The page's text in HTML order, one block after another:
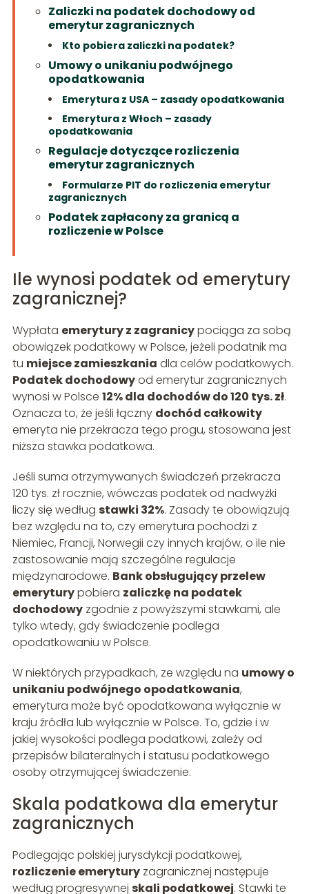
Zaliczki na podatek dochodowy od
emerytur zagranicznych
Kto pobiera zaliczki na podatek?
Umowy o unikaniu podwójnego
opodatkowania
Emerytura z USA – zasady opodatkowania
Emerytura z Włoch – zasady
opodatkowania
Regulacje dotyczące rozliczenia
emerytur zagranicznych
Formularze PIT do rozliczenia emerytur
zagranicznych
Podatek zapłacony za granicą a
rozliczenie w Polsce
Ile wynosi podatek od emerytury
zagranicznej?
Wypłata emerytury z zagranicypociąga za sobą
obowiązek podatkowy w Polsce, jeżeli podatnik ma
tu miejsce zamieszkania dla celów podatkowych.
Podatek dochodowyod emerytur zagranicznych
wynosi w Polsce 12% dla dochodów do 120 tys. zł.
Oznacza to, że jeśli łączny dochód całkowity
emeryta nie przekracza tego progu, stosowana jest
niższa stawka podatkowa.
Jeśli suma otrzymywanych świadczeń przekracza
120 tys. zł rocznie, wówczas podatek od nadwyżki
liczy się według stawki 32%. Zasady te obowiązują
bez względu na to, czy emerytura pochodzi z
Niemiec, Francji, Norwegii czy innych krajów, o ile nie
zastosowanie mają szczególne regulacje
międzynarodowe. Bank obsługujący przelew
emeryturypobiera zaliczkę na podatek
dochodowyzgodnie z powyższymi stawkami, ale
tylko wtedy, gdy świadczenie podlega
opodatkowaniu w Polsce.
W niektórych przypadkach, ze względu na umowy o
unikaniu podwójnego opodatkowania,
emerytura może być opodatkowana wyłącznie w
kraju źródła lub wyłącznie w Polsce. To, gdzie i w
jakiej wysokości podlega podatkowi, zależy od
przepisów bilateralnych i statusu podatkowego
osoby otrzymującej świadczenie.
Skala podatkowa dla emerytur
zagranicznych
Podlegając polskiej jurysdykcji podatkowej,
rozliczenie emeryturyzagranicznej następuje
według progresywnej skali podatkowej. Stawki te